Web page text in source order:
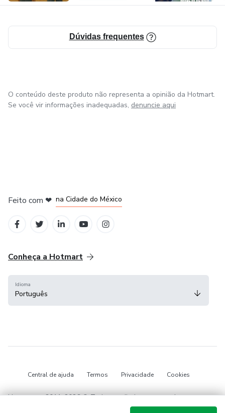
Dúvidas frequentes
O conteúdo deste produto não representa a opinião da Hotmart.
Se você vir informações inadequadas, denuncie aqui
Feito com ❤ na Cidade do México
Conheça a Hotmart
Idioma
Português
Central de ajuda Termos Privacidade Cookies
Hotmart — 2011-2026 © Todos os direitos reservados.